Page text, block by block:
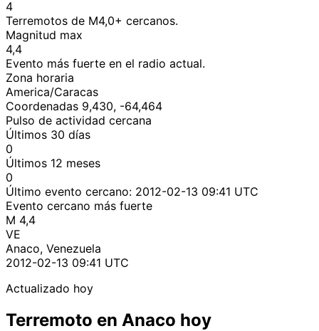
4
Terremotos de M4,0+ cercanos.
Magnitud max
4,4
Evento más fuerte en el radio actual.
Zona horaria
America/Caracas
Coordenadas 9,430, -64,464
Pulso de actividad cercana
Últimos 30 días
0
Últimos 12 meses
0
Último evento cercano: 2012-02-13 09:41 UTC
Evento cercano más fuerte
M 4,4
VE
Anaco, Venezuela
2012-02-13 09:41 UTC
Actualizado hoy
Terremoto en Anaco hoy